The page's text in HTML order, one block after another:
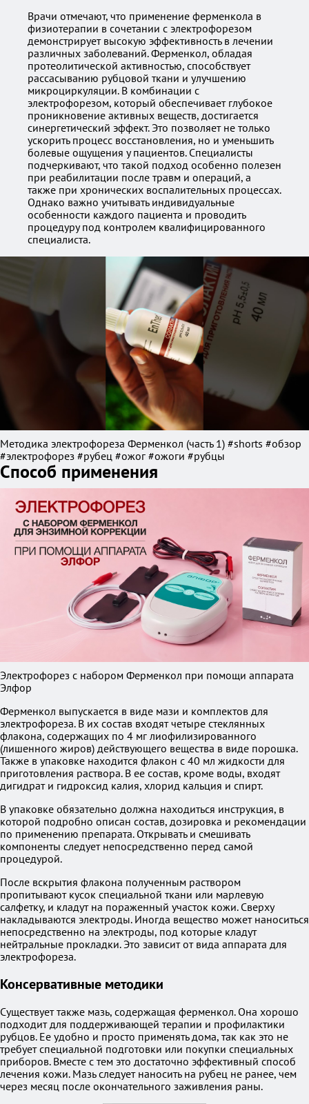
Врачи отмечают, что применение ферменкола в
физиотерапии в сочетании с электрофорезом
демонстрирует высокую эффективность в лечении
различных заболеваний. Ферменкол, обладая
протеолитической активностью, способствует
рассасыванию рубцовой ткани и улучшению
микроциркуляции. В комбинации с
электрофорезом, который обеспечивает глубокое
проникновение активных веществ, достигается
синергетический эффект. Это позволяет не только
ускорить процесс восстановления, но и уменьшить
болевые ощущения у пациентов. Специалисты
подчеркивают, что такой подход особенно полезен
при реабилитации после травм и операций, а
также при хронических воспалительных процессах.
Однако важно учитывать индивидуальные
особенности каждого пациента и проводить
процедуру под контролем квалифицированного
специалиста.
Методика электрофореза Ферменкол (часть 1) #shorts #обзор
#электрофорез #рубец #ожог #ожоги #рубцы
Способ применения
Электрофорез с набором Ферменкол при помощи аппарата
Элфор
Ферменкол выпускается в виде мази и комплектов для
электрофореза. В их состав входят четыре стеклянных
флакона, содержащих по 4 мг лиофилизированного
(лишенного жиров) действующего вещества в виде порошка.
Также в упаковке находится флакон с 40 мл жидкости для
приготовления раствора. В ее состав, кроме воды, входят
дигидрат и гидроксид калия, хлорид кальция и спирт.
В упаковке обязательно должна находиться инструкция, в
которой подробно описан состав, дозировка и рекомендации
по применению препарата. Открывать и смешивать
компоненты следует непосредственно перед самой
процедурой.
После вскрытия флакона полученным раствором
пропитывают кусок специальной ткани или марлевую
салфетку, и кладут на пораженный участок кожи. Сверху
накладываются электроды. Иногда вещество может наноситься
непосредственно на электроды, под которые кладут
нейтральные прокладки. Это зависит от вида аппарата для
электрофореза.
Консервативные методики
Существует также мазь, содержащая ферменкол. Она хорошо
подходит для поддерживающей терапии и профилактики
рубцов. Ее удобно и просто применять дома, так как это не
требует специальной подготовки или покупки специальных
приборов. Вместе с тем это достаточно эффективный способ
лечения кожи. Мазь следует наносить на рубец не ранее, чем
через месяц после окончательного заживления раны.